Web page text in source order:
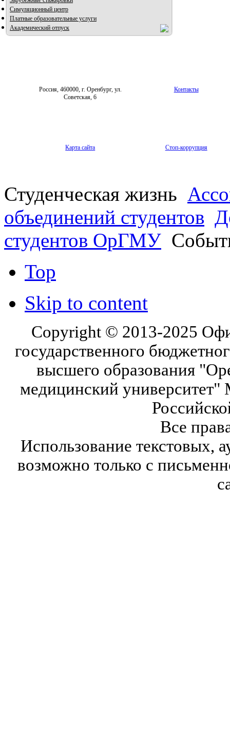
Симуляционный центр
Платные образовательные услуги
Академический отпуск
Россия, 460000, г. Оренбург, ул.
Советская, 6
Контакты
Карта сайта Стоп-коррупция
Студенческая жизнь
объединений студентов
студентов ОрГМУ
Top
Skip to content
Copyright © 2013-2025
государственного
высшего образования
медицинский университет"
Все
Использование текстовых,
возможно только с